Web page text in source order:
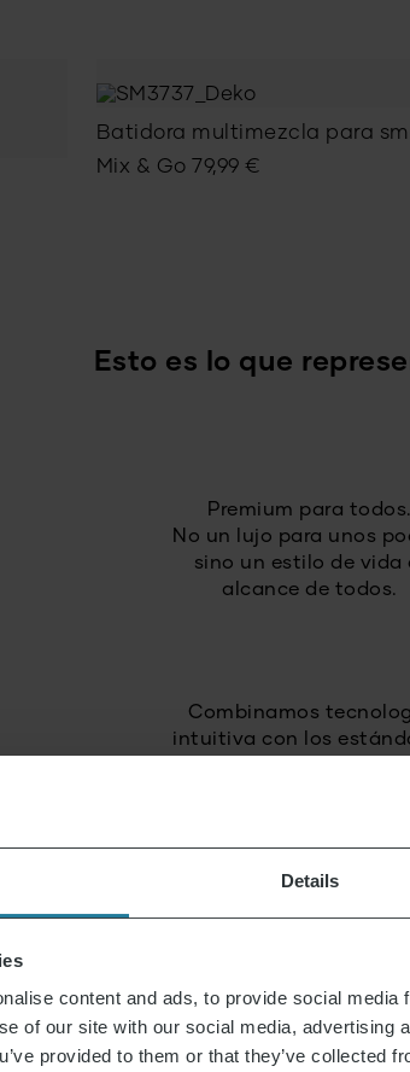
Details
content and ads, to provide social
of our site with our social media, advertising
provided to them or that they’ve collected
Batidora multimezcla para
Mix & Go 79,99€
Esto es lo que
Premium para todos.
No un lujo para unos
sino un estilo de vida
alcance de todos.
Combinamos
intuitiva con los
Apostamos por
alta calidad
manera responsable
y con visión de